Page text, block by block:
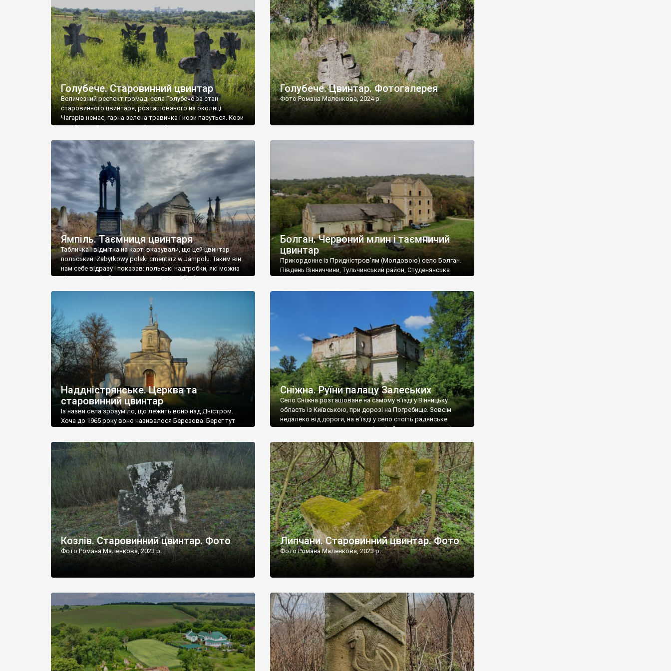
[…]
Голубече. Старовинний цвинтар
Величезний респект громаді села Голубече за стан
старовинного цвинтаря, розташованого на околиці.
Чагарів немає, гарна зелена травичка і кози пасуться. Кози
– найкращий регулятор шкідливої, для старих кладовищ,
бруньками, кози ті бруньки обгризають, бо то улюблений
делікатес. На цвинтарі у Голубечому ціла колекція
різноманітних форм хрестів. Село відносно невелике, […]
Голубече. Цвинтар. Фотогалерея
Фото Романа Маленкова, 2024 р.
Ямпіль. Таємниця цвинтаря
Табличка і відмітка на карті вказували, що цей цвинтар
польський. Zabytkowy polski cmentarz w Jampolu. Таким він
нам себе відразу і показав: польські надгробки, які можна
віднести до фабричних, польські епітафії… Загалом цвинтар
виявилося більше семи гектарів. Перше враження про
абсолютну звичайність польського цвинтаря виявилося
оманливим – […]
Болган. Червоний млин і таємничий
цвинтар
Прикордонне із Придністров’ям (Молдовою) село Болган.
Південь Вінниччини, Тульчинський район, Студенянська
старовинний цвинтар із кам’яними хрестами. Всі епітафії, які
збереглися, написані кирилицею, церковнослов’янською
мовою. За всіма традиційними ознаками – цвинтар
український. Хрести датуються 19 століттям. У 1924-1940
роках Болган […]
Наддністрянське. Церква та
старовинний цвинтар
Із назви села зрозуміло, що лежить воно над Дністром.
Хоча до 1965 року воно називалося Березова. Берег тут
Наддністрянське відрізняється від більшості навколишніх
сіл. У селі є мурована Михайлівська церква. Точної дати […]
Сніжна. Руїни палацу Залеських
Село Сніжна розташоване на самому в’їзді у Вінницьку
область із Київською, при дорозі на Погребище. Зовсім
недалеко від дороги, на в’їзді у село стоїть радянське
рельєфне пано, яке показує жінку і яблуню, а трохи далі,
дороги їх не видно, але видно дві стареньких колії у траві –
[…]
Козлів. Старовинний цвинтар. Фото
Фото Романа Маленкова, 2023 р.
Липчани. Старовинний цвинтар. Фото
Фото Романа Маленкова, 2023 р.